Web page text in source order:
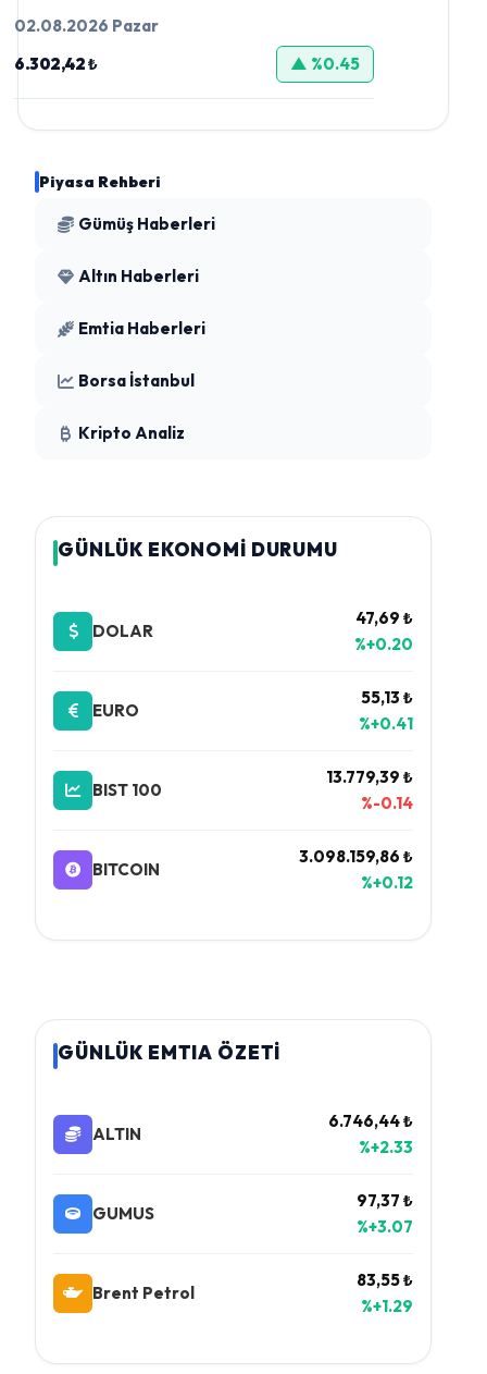
02.08.2026 Pazar
6.302,42 ₺
▲ %0.45
Piyasa Rehberi
Gümüş Haberleri
Altın Haberleri
Emtia Haberleri
Borsa İstanbul
Kripto Analiz
GÜNLÜK EKONOMİ DURUMU
DOLAR
47,69 ₺
%+0.20
EURO
55,13 ₺
%+0.41
BIST 100
13.779,39 ₺
%-0.14
BITCOIN
3.098.159,86 ₺
%+0.12
GÜNLÜK EMTIA ÖZETİ
ALTIN
6.746,44 ₺
%+2.33
GUMUS
97,37 ₺
%+3.07
Brent Petrol
83,55 ₺
%+1.29